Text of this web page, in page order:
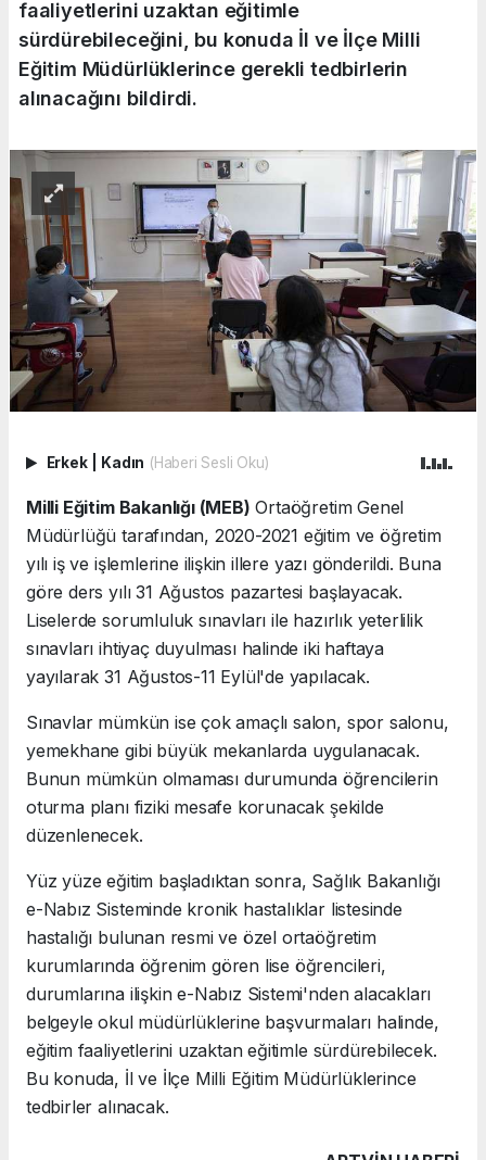
faaliyetlerini uzaktan eğitimle
sürdürebileceğini, bu konuda İl ve İlçe Milli
Eğitim Müdürlüklerince gerekli tedbirlerin
alınacağını bildirdi.
Erkek Kadın (Haberi Sesli Oku)
Milli Eğitim Bakanlığı (MEB) Ortaöğretim Genel
Müdürlüğü tarafından, 2020-2021 eğitim ve öğretim
yılı iş ve işlemlerine ilişkin illere yazı gönderildi. Buna
göre ders yılı 31 Ağustos pazartesi başlayacak.
Liselerde sorumluluk sınavları ile hazırlık yeterlilik
sınavları ihtiyaç duyulması halinde iki haftaya
yayılarak 31 Ağustos-11 Eylül'de yapılacak.
Sınavlar mümkün ise çok amaçlı salon, spor salonu,
yemekhane gibi büyük mekanlarda uygulanacak.
Bunun mümkün olmaması durumunda öğrencilerin
oturma planı fiziki mesafe korunacak şekilde
düzenlenecek.
Yüz yüze eğitim başladıktan sonra, Sağlık Bakanlığı
e-Nabız Sisteminde kronik hastalıklar listesinde
hastalığı bulunan resmi ve özel ortaöğretim
kurumlarında öğrenim gören lise öğrencileri,
durumlarına ilişkin e-Nabız Sistemi'nden alacakları
belgeyle okul müdürlüklerine başvurmaları halinde,
eğitim faaliyetlerini uzaktan eğitimle sürdürebilecek.
Bu konuda, İl ve İlçe Milli Eğitim Müdürlüklerince
tedbirler alınacak.